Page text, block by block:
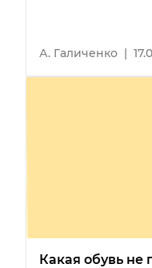
А. Галиченко |
Какая обувь не